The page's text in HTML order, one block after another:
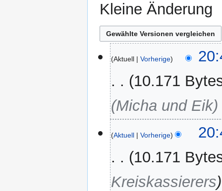
Kleine Änderung
Januar
2012
Aktuell Vorherige
10.171
(Micha und
Aktuell Vorherige
10.171
Kreiskassierers